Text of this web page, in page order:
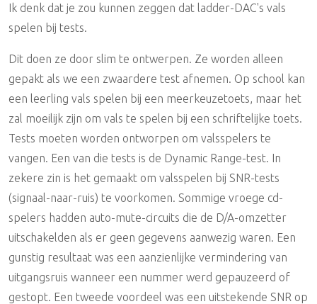
Ik denk dat je zou kunnen zeggen dat ladder-DAC's vals
spelen bij tests.
Dit doen ze door slim te ontwerpen. Ze worden alleen
gepakt als we een zwaardere test afnemen. Op school kan
een leerling vals spelen bij een meerkeuzetoets, maar het
zal moeilijk zijn om vals te spelen bij een schriftelijke toets.
Tests moeten worden ontworpen om valsspelers te
vangen. Een van die tests is de Dynamic Range-test. In
zekere zin is het gemaakt om valsspelen bij SNR-tests
(signaal-naar-ruis) te voorkomen. Sommige vroege cd-
spelers hadden auto-mute-circuits die de D/A-omzetter
uitschakelden als er geen gegevens aanwezig waren. Een
gunstig resultaat was een aanzienlijke vermindering van
uitgangsruis wanneer een nummer werd gepauzeerd of
gestopt. Een tweede voordeel was een uitstekende SNR op